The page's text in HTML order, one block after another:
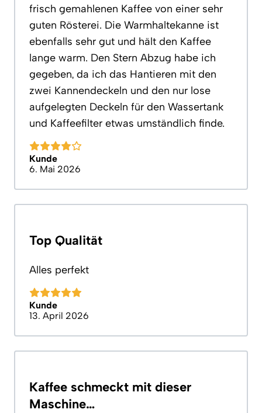
frisch gemahlenen Kaffee von einer sehr
guten Rösterei. Die Warmhaltekanne ist
ebenfalls sehr gut und hält den Kaffee
lange warm. Den Stern Abzug habe ich
gegeben, da ich das Hantieren mit den
zwei Kannendeckeln und den nur lose
aufgelegten Deckeln für den Wassertank
und Kaffeefilter etwas umständlich finde.
Kunde
6. Mai 2026
Top Qualität
Alles perfekt
Kunde
13. April 2026
Kaffee schmeckt mit dieser
Maschine…